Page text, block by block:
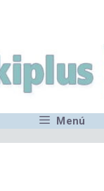
Menú